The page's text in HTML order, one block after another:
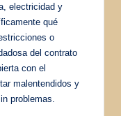
electricidad y
qué
o
del contrato
con el
malentendidos y
problemas.